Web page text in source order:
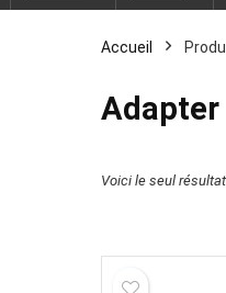
Accueil
Adapter
Voici le seul résultat